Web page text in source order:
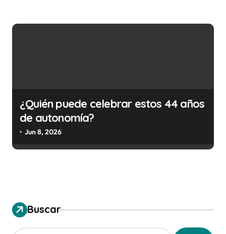
¿Quién puede celebrar estos 44 años
de autonomía?
Jun 8, 2026
Buscar